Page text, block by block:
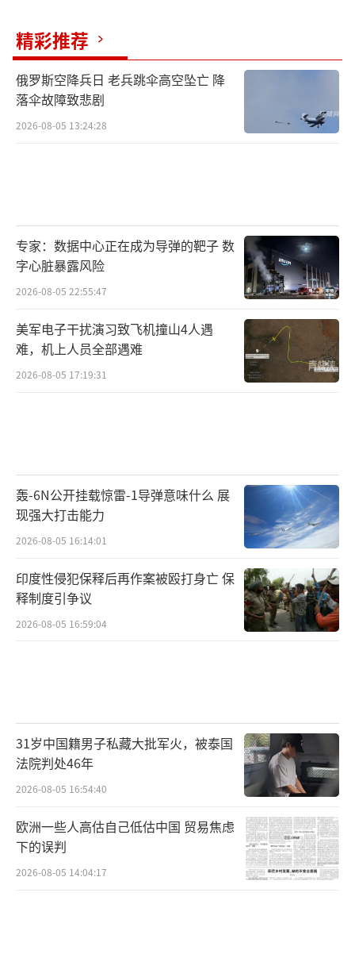
精彩推荐
俄罗斯空降兵日 老兵跳伞高空坠亡 降
落伞故障致悲剧
2026-08-05 13:24:28
专家：数据中心正在成为导弹的靶子 数
字心脏暴露风险
2026-08-05 22:55:47
美军电子干扰演习致飞机撞山4人遇
难，机上人员全部遇难
2026-08-05 17:19:31
轰-6N公开挂载惊雷-1导弹意味什么 展
现强大打击能力
2026-08-05 16:14:01
印度性侵犯保释后再作案被殴打身亡 保
释制度引争议
2026-08-05 16:59:04
31岁中国籍男子私藏大批军火，被泰国
法院判处46年
2026-08-05 16:54:40
欧洲一些人高估自己低估中国 贸易焦虑
下的误判
2026-08-05 14:04:17